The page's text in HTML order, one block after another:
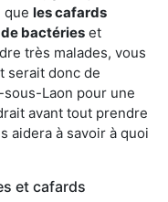
que les cafards
bactéries et
très malades, vous
serait donc de
Laon pour une
avant tout prendre
aidera à savoir à quoi
et cafards